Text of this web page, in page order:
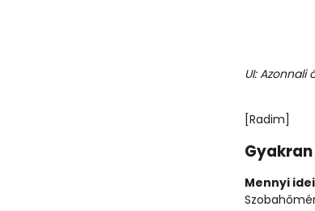
UI: Azonnali
[Radim]
Mennyi